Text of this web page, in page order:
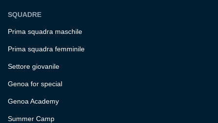
SQUADRE
Prima squadra maschile
Prima squadra femminile
Settore giovanile
Genoa for special
Genoa Academy
Summer Camp